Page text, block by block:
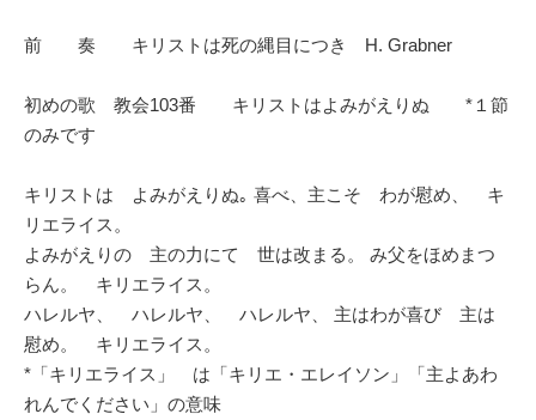
前 奏 キリストは死の縄目につき H. Grabner
初めの歌 教会103番 キリストはよみがえりぬ *１節
のみです
キリストは よみがえりぬ｡ 喜べ、主こそ わが慰め、 キ
リエライス。
よみがえりの 主の力にて 世は改まる。 み父をほめまつ
らん。 キリエライス。
ハレルヤ、 ハレルヤ、 ハレルヤ、 主はわが喜び 主は
慰め。 キリエライス。
*「キリエライス」 は「キリエ・エレイソン」「主よあわ
れんでください」の意味